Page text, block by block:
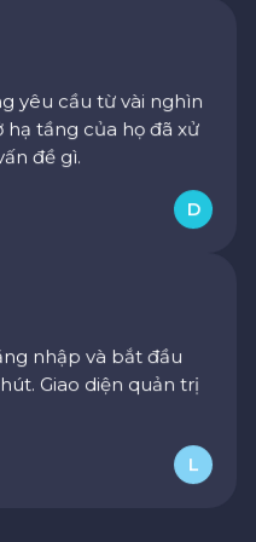
yêu cầu từ vài nghìn
tầng của họ đã xử
nhập và bắt đầu
Giao diện quản trị